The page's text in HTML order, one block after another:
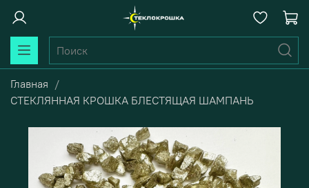
Главная
СТЕКЛЯННАЯ КРОШКА БЛЕСТЯЩАЯ ШАМПАНЬ